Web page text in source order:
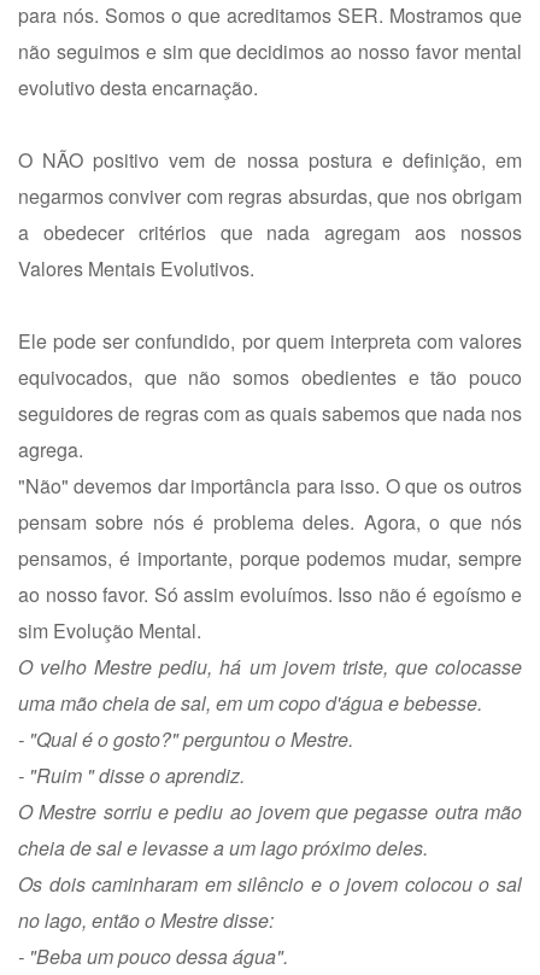
para nós. Somos o que acreditamos SER. Mostramos que
não seguimos e sim que decidimos ao nosso favor mental
evolutivo desta encarnação.
O NÃO positivo vem de nossa postura e definição, em
negarmos conviver com regras absurdas, que nos obrigam
a obedecer critérios que nada agregam aos nossos
Valores Mentais Evolutivos.
Ele pode ser confundido, por quem interpreta com valores
equivocados, que não somos obedientes e tão pouco
seguidores de regras com as quais sabemos que nada nos
agrega.
"Não" devemos dar importância para isso. O que os outros
pensam sobre nós é problema deles. Agora, o que nós
pensamos, é importante, porque podemos mudar, sempre
ao nosso favor. Só assim evoluímos. Isso não é egoísmo e
sim Evolução Mental.
O velho Mestre pediu, há um jovem triste, que colocasse
uma mão cheia de sal, em um copo d'água e bebesse.
- "Qual é o gosto?" perguntou o Mestre.
- "Ruim " disse o aprendiz.
O Mestre sorriu e pediu ao jovem que pegasse outra mão
cheia de sal e levasse a um lago próximo deles.
Os dois caminharam em silêncio e o jovem colocou o sal
no lago, então o Mestre disse:
- "Beba um pouco dessa água".